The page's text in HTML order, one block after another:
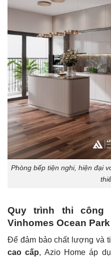
Phòng bếp tiện nghi, hiện đại
Quy trình thi công
Vinhomes Ocean Park
Để đảm bảo chất lượng và
cao cấp, Azio Home áp